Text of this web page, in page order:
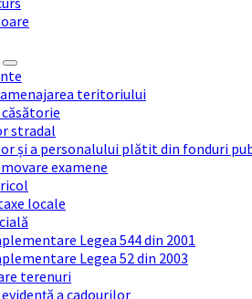
teritoriului
stradal
și a personalului plătit din fonduri
examene
locale
Legea 544 din 2001
Legea 52 din 2003
terenuri
a cadourilor